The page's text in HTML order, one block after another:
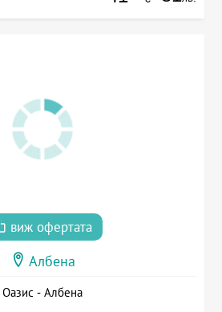
виж офертата
Албена
Оазис - Албена